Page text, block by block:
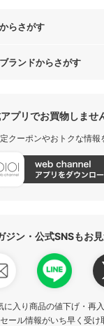
らさがす
ランドからさがす
プリでお買物しませ
クーポンやおトクな情報
ジン・公式SNSもお
に入り商品の値下げ・再
ール情報がいち早く受け